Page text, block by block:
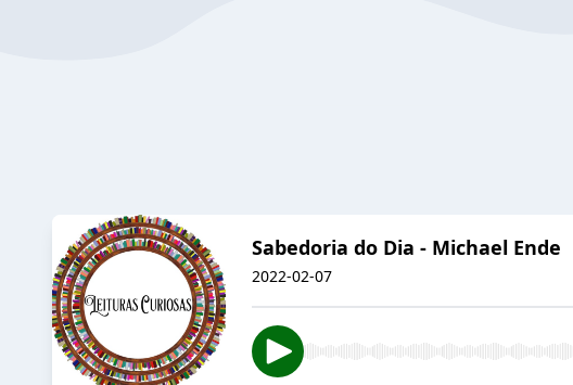
Sabedoria do Dia - Michael Ende
2022-02-07